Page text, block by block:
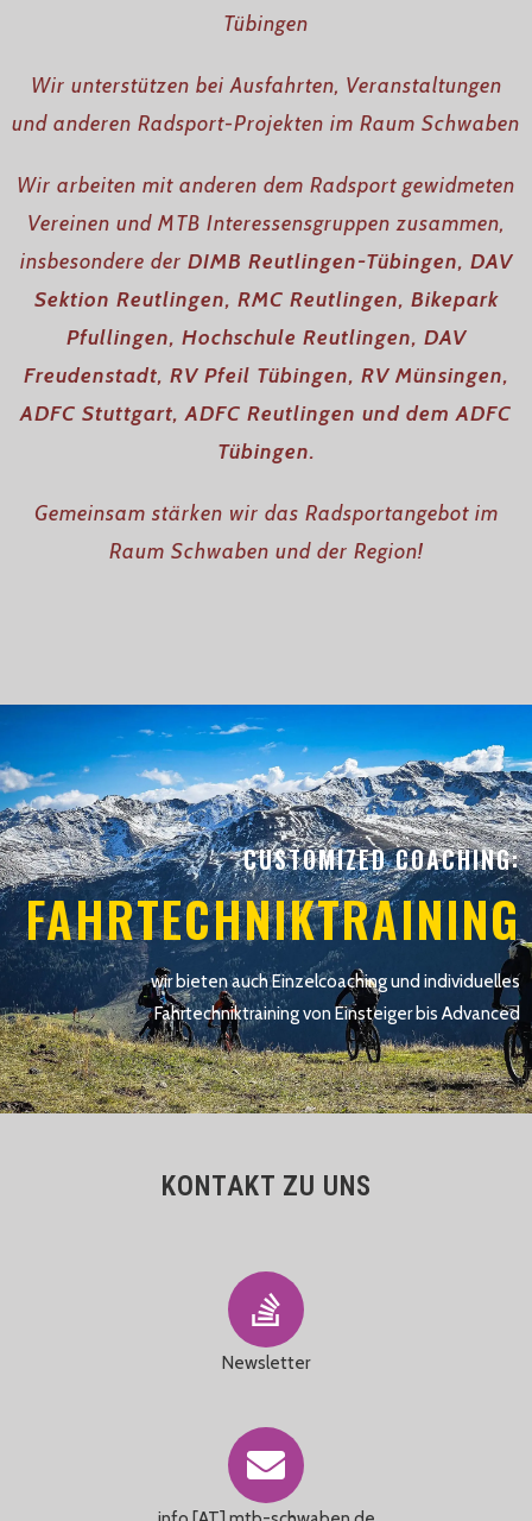
Tübingen
Wir unterstützen bei Ausfahrten, Veranstaltungen
und anderen Radsport-Projekten im Raum Schwaben
Wir arbeiten mit anderen dem Radsport gewidmeten
Vereinen und MTB Interessensgruppen zusammen,
insbesondere der DIMB Reutlingen-Tübingen, DAV
Sektion Reutlingen, RMC Reutlingen, Bikepark
Pfullingen, Hochschule Reutlingen, DAV
Freudenstadt, RV Pfeil Tübingen, RV Münsingen,
ADFC Stuttgart, ADFC Reutlingen und dem ADFC
Tübingen.
Gemeinsam stärken wir das Radsportangebot im
Raum Schwaben und der Region!
CUSTOMIZED COACHING:
FAHRTECHNIKTRAINING
wir bieten auch Einzelcoaching und individuelles
Fahrtechniktraining von Einsteiger bis Advanced
KONTAKT ZU UNS
Newsletter